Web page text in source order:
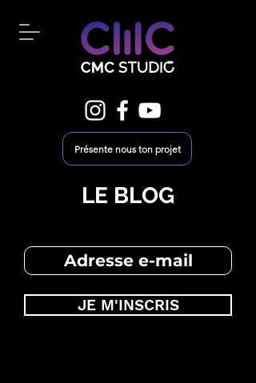
Présente nous ton projet
LE BLOG
JE M'INSCRIS